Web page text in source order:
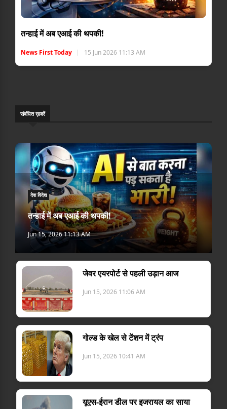
तन्हाई में अब एआई की थपकी!
News First Today 15 Jun 2026 11:13 AM
संबंधि‍त ख़बरें
देश विदेश
तन्हाई में अब एआई की थपकी!
Jun 15, 2026 11:13 AM
जेवर एयरपोर्ट से पहली उड़ान आज
Jun 15, 2026 11:06 AM
गोल्ड के खेल से टेंशन में ट्रंप
Jun 15, 2026 10:41 AM
यूएस-ईरान डील पर इजरायल का साया